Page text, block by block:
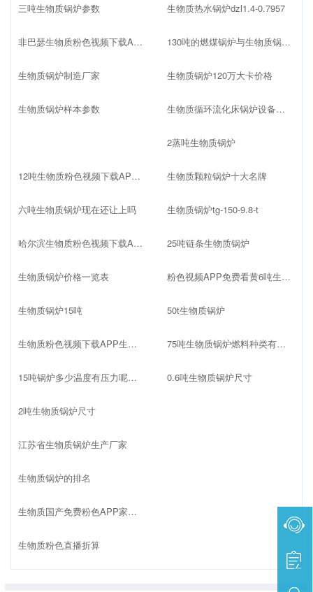
三吨生物质锅炉参数
非巴瑟生物质粉色视频下载APP
生物质锅炉制造厂家
生物质锅炉样本参数
生物质热水锅炉dzl1.4-0.7957
130吨的燃煤锅炉与生物质锅炉哪个价格高
生物质锅炉120万大卡价格
生物质循环流化床锅炉设备配置
2蒸吨生物质锅炉
12吨生物质粉色视频下载APP价格多少
六吨生物质锅炉现在还让上吗
哈尔滨生物质粉色视频下载APP厂家
生物质锅炉价格一览表
生物质锅炉15吨
生物质粉色视频下载APP生产厂家
生物质颗粒锅炉十大名牌
生物质锅炉tg-150-9.8-t
25吨链条生物质锅炉
粉色视频APP免费看黄6吨生物质锅炉
50t生物质锅炉
75吨生物质锅炉燃料种类有哪些
15吨锅炉多少温度有压力呢生物质
2吨生物质锅炉尺寸
江苏省生物质锅炉生产厂家
生物质锅炉的排名
生物质国产免费粉色APP家排名榜最新
生物质粉色直播折算
0.6吨生物质锅炉尺寸